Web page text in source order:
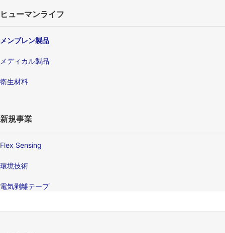
ヒューマンライフ
メンブレン製品
メディカル製品
衛生材料
新規事業
Flex Sensing
環境技術
電気剥離テープ